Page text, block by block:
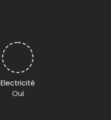
Electricité
Oui